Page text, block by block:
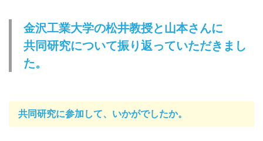
金沢工業大学の松井教授と山本さんに
共同研究について振り返っていただきまし
た。
共同研究に参加して、いかがでしたか。